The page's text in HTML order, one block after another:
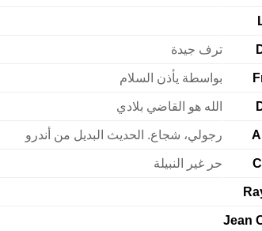
ترف جيدة
بواسطة يأذن السلام
الله هو القاضي بلادي
رجولي، شجاع. الحديث البديل من أندرو
حر غير النبيلة
Jean